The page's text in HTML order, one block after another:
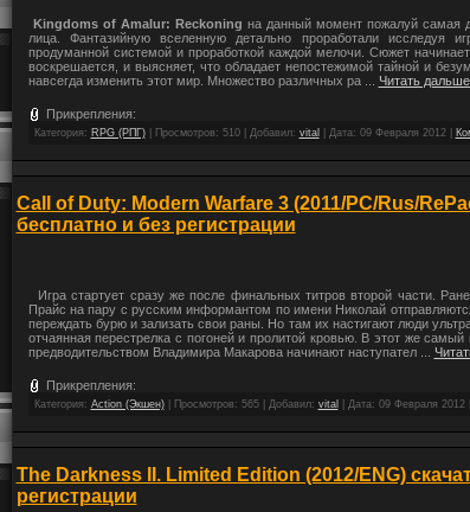
Kingdoms of Amalur: Reckoning на данный момент пожалуй самая
лица. Фантазийную вселенную детально проработали исследуя
продуманной системой и проработкой каждой мелочи. Сюжет
воскрешается, и выясняет, что обладает непостежимой тайной и
навсегда изменить этот мир. Множество различных ра ... Читать
Прикрепления:
Категория: RPG (РПГ)| Просмотров: 510 | Добавил: vital | Дата: 09 Февраля 2012|
Call of Duty: Modern Warfare 3 (2011/PC/Rus/
бесплатно и без регистрации
Игра стартует сразу же после финальных титров второй части.
Прайс на пару с русским информантом по имени Николай
переждать бурю и зализать свои раны. Но там их настигают люди
отчаянная перестрелка с погоней и пролитой кровью. В этот же
предводительством Владимира Макарова начинают наступател ...
Прикрепления:
Категория: Action (Экшен)| Просмотров: 565 | Добавил: vital | Дата: 09 Февраля 2012|
The Darkness II. Limited Edition (2012/ENG)
регистрации